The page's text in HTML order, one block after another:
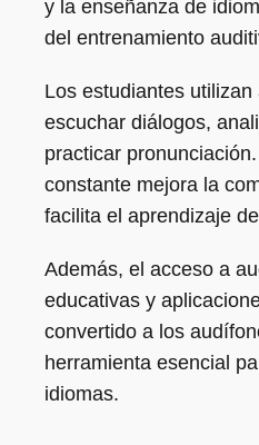
y la enseñanza de
del entrenamiento
Los estudiantes
escuchar diálogos,
practicar
constante mejora la
facilita el aprendizaje
Además, el acceso a
educativas y
convertido a los
herramienta esencial
idiomas.